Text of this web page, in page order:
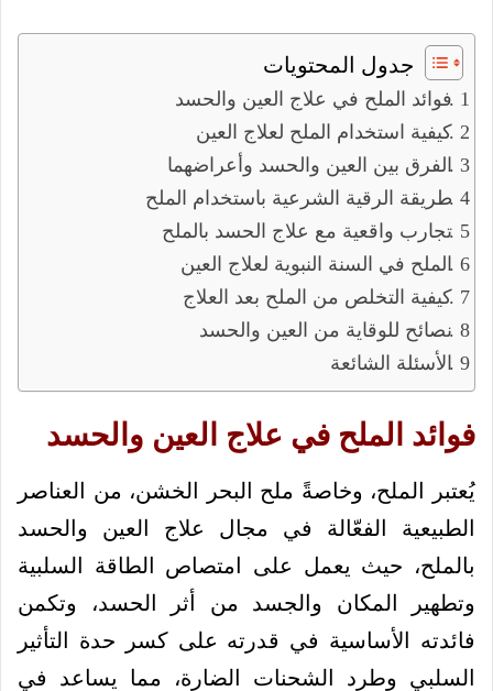
جدول المحتويات
فوائد الملح في علاج العين والحسد
كيفية استخدام الملح لعلاج العين
الفرق بين العين والحسد وأعراضهما
طريقة الرقية الشرعية باستخدام الملح
تجارب واقعية مع علاج الحسد بالملح
الملح في السنة النبوية لعلاج العين
كيفية التخلص من الملح بعد العلاج
نصائح للوقاية من العين والحسد
الأسئلة الشائعة
فوائد الملح في علاج العين والحسد
يُعتبر الملح، وخاصةً ملح البحر الخشن، من العناصر
الطبيعية الفعّالة في مجال علاج العين والحسد
بالملح، حيث يعمل على امتصاص الطاقة السلبية
وتطهير المكان والجسد من أثر الحسد، وتكمن
فائدته الأساسية في قدرته على كسر حدة التأثير
السلبي وطرد الشحنات الضارة، مما يساعد في